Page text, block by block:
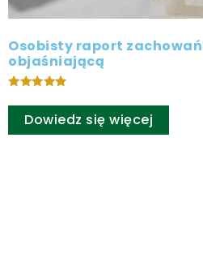
Osobisty raport zachowań
objaśniającą
5.00
na 5Dowiedz się więcej